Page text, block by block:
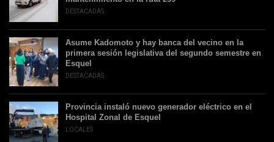
DESTACADAS
Asume Kadomoto y hay banca del vecino en la
primera sesión legislativa del segundo semestre en
Esquel
DESTACADAS
Provincia instaló nuevo generador eléctrico en el
Hospital Zonal de Esquel
LOCALES